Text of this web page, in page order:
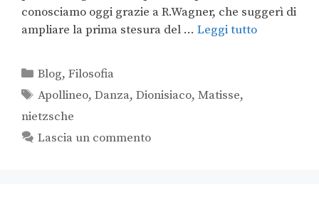
conosciamo oggi grazie a R.Wagner, che suggerì di
ampliare la prima stesura del … Leggi tutto
Blog,Filosofia
Apollineo,Danza,Dionisiaco,Matisse,
nietzsche
Lascia un commento